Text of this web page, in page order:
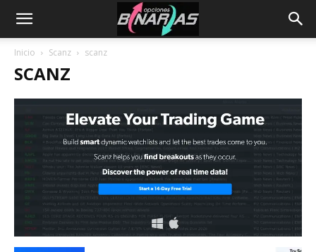
Inicio Scanz scanz
SCANZ